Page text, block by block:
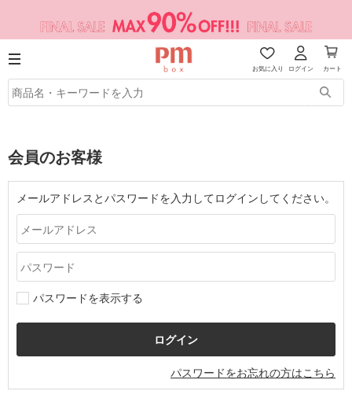
お気に入り ログイン カート
会員のお客様
メールアドレスとパスワードを入力してログインしてください。
パスワードを表示する
パスワードをお忘れの方はこちら